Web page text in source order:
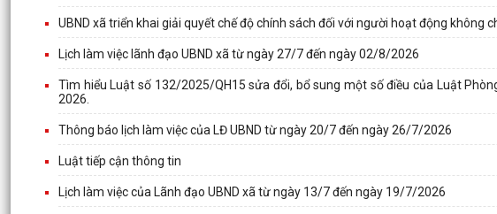
UBND xã triển khai giải quyết chế độ chính sách đối với người hoạt động không
Lịch làm việc lãnh đạo UBND xã từ ngày 27/7 đến ngày 02/8/2026
Tìm hiểu Luật số 132/2025/QH15 sửa đổi, bổ sung một số điều của Luật
2026.
Thông báo lịch làm việc của LĐ UBND từ ngày 20/7 đến ngày 26/7/2026
Luật tiếp cận thông tin
Lịch làm việc của Lãnh đạo UBND xã từ ngày 13/7 đến ngày 19/7/2026